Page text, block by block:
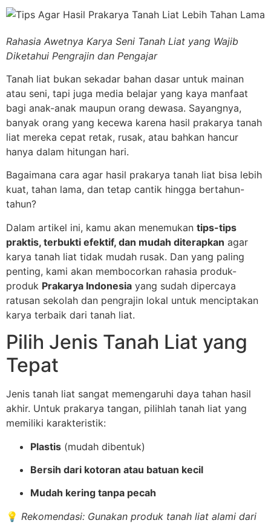
Rahasia Awetnya Karya Seni Tanah Liat yang Wajib
Diketahui Pengrajin dan Pengajar
Tanah liat bukan sekadar bahan dasar untuk mainan
atau seni, tapi juga media belajar yang kaya manfaat
bagi anak-anak maupun orang dewasa. Sayangnya,
banyak orang yang kecewa karena hasil prakarya tanah
liat mereka cepat retak, rusak, atau bahkan hancur
hanya dalam hitungan hari.
Bagaimana cara agar hasil prakarya tanah liat bisa lebih
kuat, tahan lama, dan tetap cantik hingga bertahun-
tahun?
Dalam artikel ini, kamu akan menemukan tips-tips
praktis, terbukti efektif, dan mudah diterapkan agar
karya tanah liat tidak mudah rusak. Dan yang paling
penting, kami akan membocorkan rahasia produk-
produk Prakarya Indonesia yang sudah dipercaya
ratusan sekolah dan pengrajin lokal untuk menciptakan
karya terbaik dari tanah liat.
Pilih Jenis Tanah Liat yang
Tepat
Jenis tanah liat sangat memengaruhi daya tahan hasil
akhir. Untuk prakarya tangan, pilihlah tanah liat yang
memiliki karakteristik:
Plastis (mudah dibentuk)
Bersih dari kotoran atau batuan kecil
Mudah kering tanpa pecah
💡 Rekomendasi: Gunakan produk tanah liat alami dari